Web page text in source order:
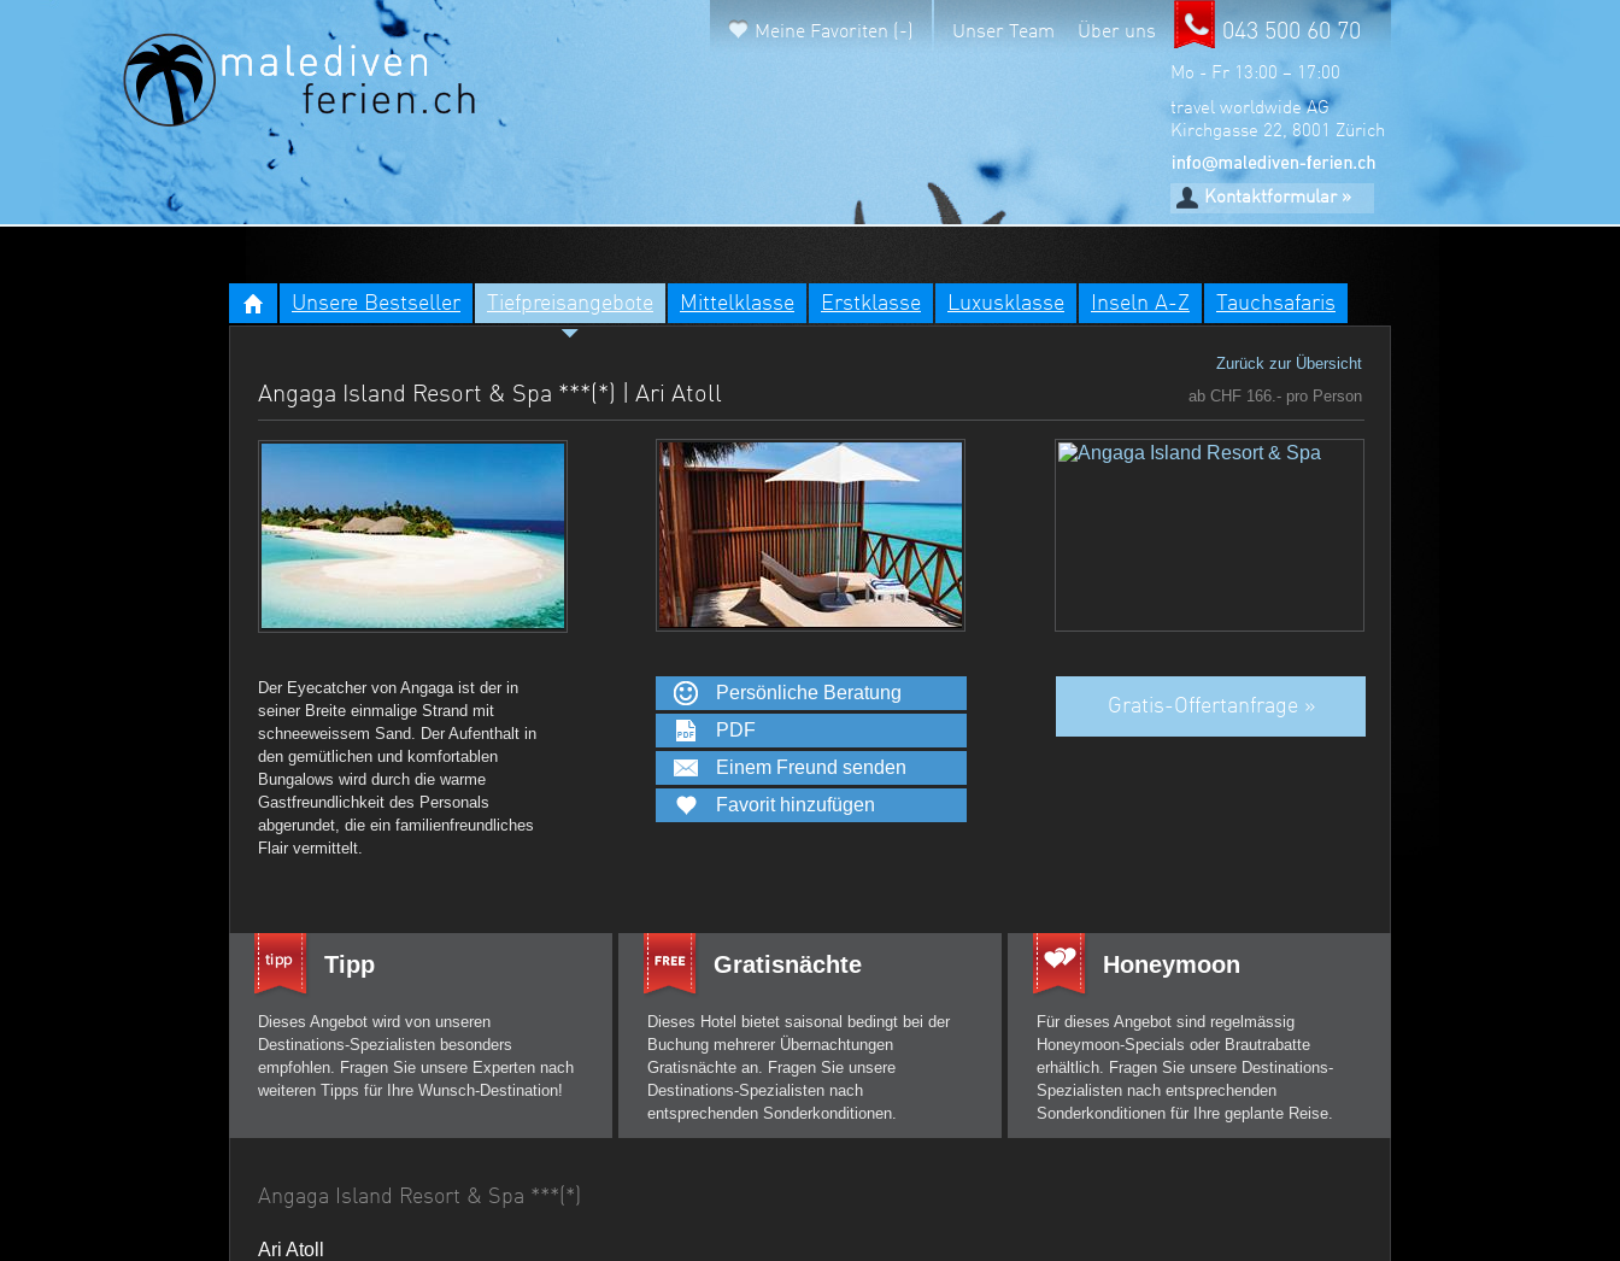
Meine Favoriten (-) Unser Team Über uns 043 500 60 70
Mo - Fr 13:00 – 17:00
travel worldwide AG
Kirchgasse 22, 8001 Zürich
Kontaktformular »
Unsere Bestseller Tiefpreisangebote Mittelklasse Erstklasse Luxusklasse Inseln A-Z Tauchsafaris
Zurück zur Übersicht
ab CHF 166.- pro Person
Angaga Island Resort & Spa ***(*) | Ari Atoll
Der Eyecatcher von Angaga ist der in
seiner Breite einmalige Strand mit
schneeweissem Sand. Der Aufenthalt in
den gemütlichen und komfortablen
Bungalows wird durch die warme
Gastfreundlichkeit des Personals
abgerundet, die ein familienfreundliches
Flair vermittelt.
Persönliche Beratung
PDF
Einem Freund senden
Favorit hinzufügen
Gratis-Offertanfrage »
Tipp
Dieses Angebot wird von unseren
Destinations-Spezialisten besonders
empfohlen. Fragen Sie unsere Experten nach
weiteren Tipps für Ihre Wunsch-Destination!
Gratisnächte
Dieses Hotel bietet saisonal bedingt bei der
Buchung mehrerer Übernachtungen
Gratisnächte an. Fragen Sie unsere
Destinations-Spezialisten nach
entsprechenden Sonderkonditionen.
Honeymoon
Für dieses Angebot sind regelmässig
Honeymoon-Specials oder Brautrabatte
erhältlich. Fragen Sie unsere Destinations-
Spezialisten nach entsprechenden
Sonderkonditionen für Ihre geplante Reise.
Angaga Island Resort & Spa ***(*)
Ari Atoll